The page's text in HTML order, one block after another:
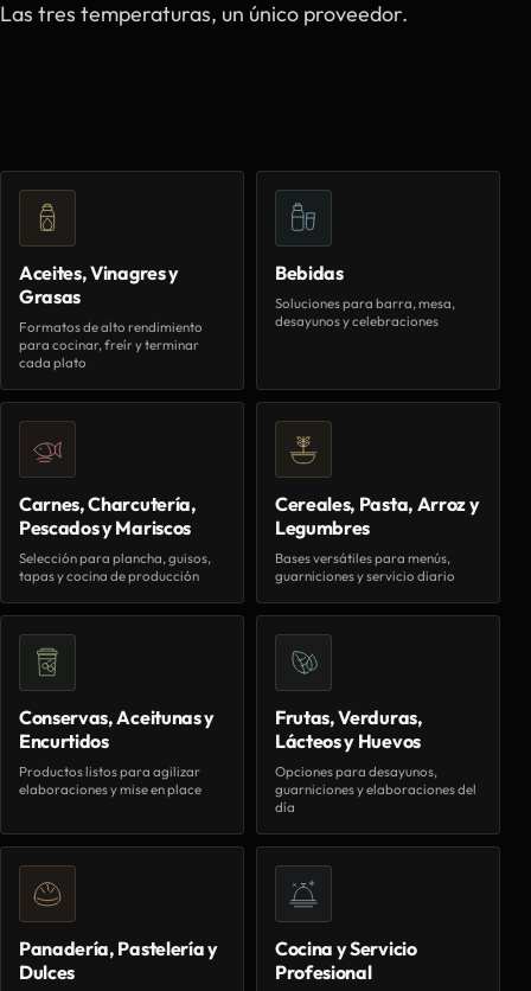
Las tres temperaturas, un único proveedor.
Aceites, Vinagres y
Grasas
Formatos de alto rendimiento
para cocinar, freír y terminar
cada plato
Bebidas
Soluciones para barra, mesa,
desayunos y celebraciones
Carnes, Charcutería,
Pescados y Mariscos
Selección para plancha, guisos,
tapas y cocina de producción
Cereales, Pasta, Arroz y
Legumbres
Bases versátiles para menús,
guarniciones y servicio diario
Conservas, Aceitunas y
Encurtidos
Productos listos para agilizar
elaboraciones y mise en place
Frutas, Verduras,
Lácteos y Huevos
Opciones para desayunos,
guarniciones y elaboraciones del
día
Panadería, Pastelería y
Dulces
Cocina y Servicio
Profesional